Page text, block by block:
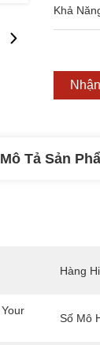
Khả
Mô Tả Sản
Hàng
Số Mô